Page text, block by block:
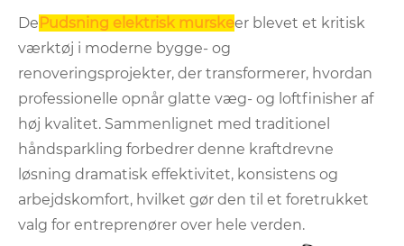
De Pudsning elektrisk murskeer blevet et kritisk
værktøj i moderne bygge- og
renoveringsprojekter, der transformerer, hvordan
professionelle opnår glatte væg- og loftfinisher af
høj kvalitet. Sammenlignet med traditionel
håndsparkling forbedrer denne kraftdrevne
løsning dramatisk effektivitet, konsistens og
arbejdskomfort, hvilket gør den til et foretrukket
valg for entreprenører over hele verden.